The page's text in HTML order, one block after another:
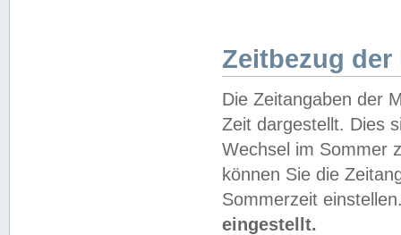
Zeitbezug der
Die Zeitangaben der
Zeit dargestellt. Dies
Wechsel im Sommer
können Sie die
Sommerzeit
eingestellt.